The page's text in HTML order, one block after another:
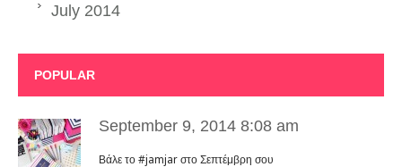
July 2014
POPULAR
September 9, 2014 8:08 am
Βάλε το #jamjar στο Σεπτέμβρη σου